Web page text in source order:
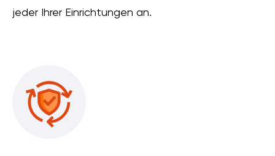
jeder Ihrer Einrichtungen an.